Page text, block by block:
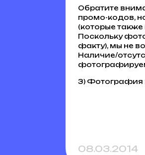
Обратите
промо-кодов,
(которые также
Поскольку
факту), мы не
Наличие/
3) Фотография
08.03.2014